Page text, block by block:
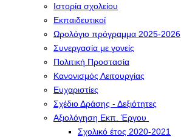
Ιστορία σχολείου
Εκπαιδευτικοί
Ωρολόγιο πρόγραμμα 2025-2026
Συνεργασία με γονείς
Πολιτική Προστασία
Κανονισμός Λειτουργίας
Ευχαριστίες
Σχέδιο Δράσης - Δεξιότητες
Αξιολόγηση Εκπ. Έργου
Σχολικό έτος 2020-2021